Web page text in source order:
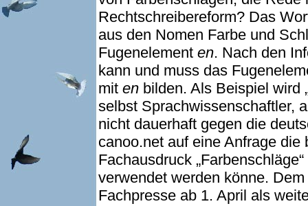
Rechtschreibereform? Das
aus den Nomen Farbe und
Fugenelement en. Nach den
kann und muss das
mit en bilden. Als Beispiel wird
selbst Sprachwissenschaftler,
nicht dauerhaft gegen die
canoo.net auf eine Anfrage
Fachausdruck
verwendet werden könne.
Fachpresse ab 1. April als